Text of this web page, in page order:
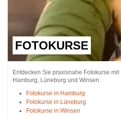
FOTOKURSE
Entdecken Sie praxisnahe Fotokurse
Hamburg, Lüneburg und Winsen.
Fotokurse in Hamburg
Fotokurse in Lüneburg
Fotokurse in Winsen